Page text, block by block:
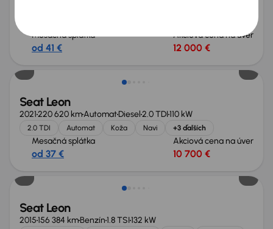
Mesačná splátka
od 41 €
Akciová cena na úver
12 000 €
Seat Leon
2021220 620 kmAutomatDiesel2.0 TDI110 kW
2.0 TDI Automat Koža Navi +3 ďalších
Mesačná splátka
od 37 €
Akciová cena na úver
10 700 €
Seat Leon
2015156 384 kmBenzín1.8 TSI132 kW